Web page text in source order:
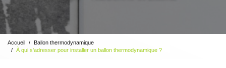
Accueil
Ballon thermodynamique
À qui s'adresser pour installer un ballon thermodynamique ?